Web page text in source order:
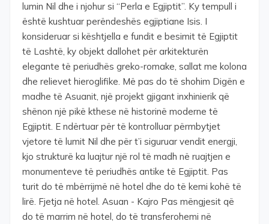
lumin Nil dhe i njohur si “Perla e Egjiptit”. Ky tempull i
është kushtuar perëndeshës egjiptiane Isis. I
konsideruar si kështjella e fundit e besimit të Egjiptit
të Lashtë, ky objekt dallohet për arkitekturën
elegante të periudhës greko-romake, sallat me kolona
dhe relievet hieroglifike. Më pas do të shohim Digën e
madhe të Asuanit, një projekt gjigant inxhinierik që
shënon një pikë kthese në historinë moderne të
Egjiptit. E ndërtuar për të kontrolluar përmbytjet
vjetore të lumit Nil dhe për t’i siguruar vendit energji,
kjo strukturë ka luajtur një rol të madh në ruajtjen e
monumenteve të periudhës antike të Egjiptit. Pas
turit do të mbërrijmë në hotel dhe do të kemi kohë të
lirë. Fjetja në hotel. Asuan - Kajro Pas mëngjesit që
do të marrim në hotel, do të transferohemi në